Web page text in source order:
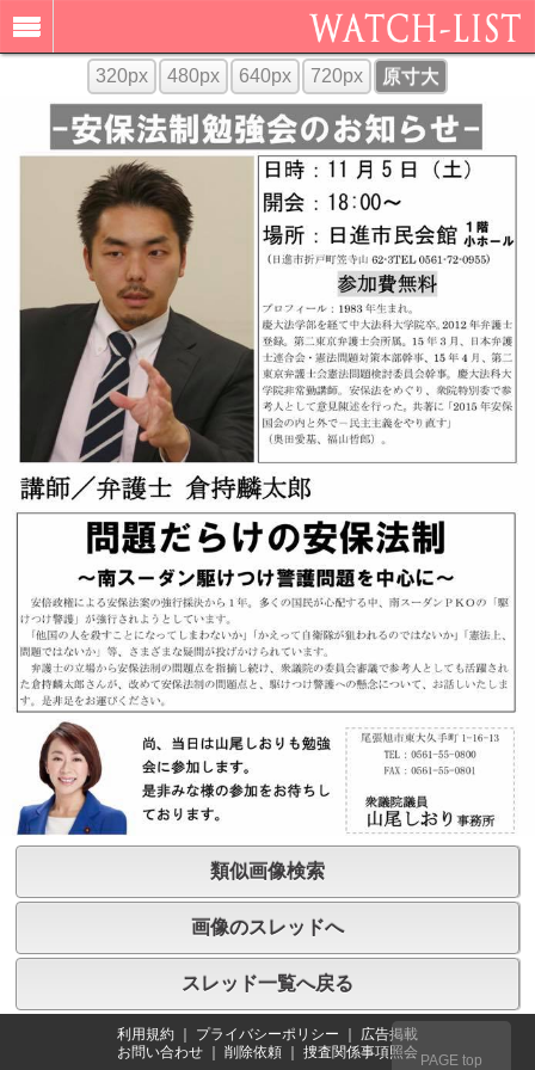
320px 480px 640px 720px 原寸大
類似画像検索
画像のスレッドへ
スレッド一覧へ戻る
利用規約 ｜ プライバシーポリシー ｜ 広告掲載
お問い合わせ ｜ 削除依頼 ｜ 捜査関係事項照会
PAGE top